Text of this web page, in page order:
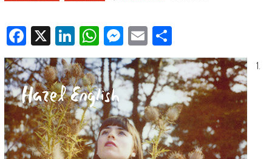
Facebook
X LinkedIn
WhatsApp
Messenger
EmailPartager
1.